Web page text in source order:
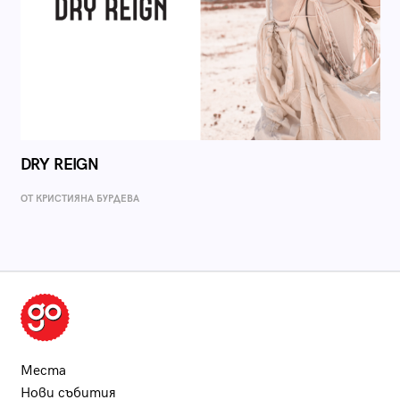
DRY REIGN
ОТ КРИСТИЯНА БУРДЕВА
Места
Нови събития